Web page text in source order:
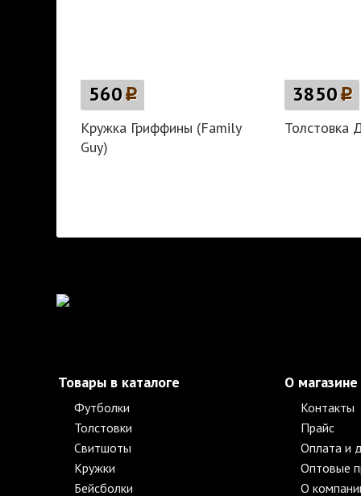
560p
Кружка Гриффины (Family
Guy)
3850p
Толстовка
Товары в каталоге
Футболки
Толстовки
Свитшоты
Кружки
Бейсболки
О магазине
Контакты
Прайс
Оплата и
Оптовые
О